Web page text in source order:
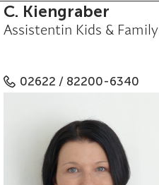
C. Kiengraber
Assistentin Kids & Family
02622 / 82200-6340